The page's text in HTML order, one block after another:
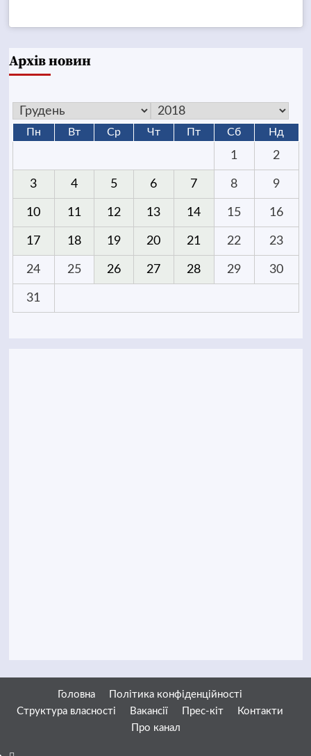
Архів новин
Пн Вт Ср Чт Пт Сб Нд
1 2
3 4 5 6 7 8 9
10 11 12 13 14 15 16
17 18 19 20 21 22 23
24 25 26 27 28 29 30
31
Головна
Політика конфіденційності
Структура власності
Вакансії Прес-кіт
Контакти
Про канал